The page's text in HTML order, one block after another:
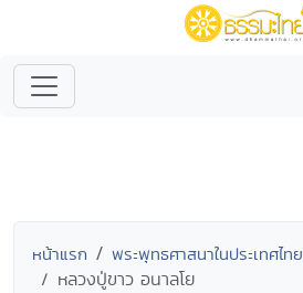
หน้าแรก พระพุทธศาสนาในประเทศไทย
หลวงปู่ขาว อนาลโย